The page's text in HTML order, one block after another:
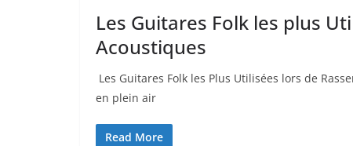
Les Guitares Folk les plus
Acoustiques
Les‍ Guitares Folk les Plus Utilisées⁢ lors ⁤de
en plein air
Read More